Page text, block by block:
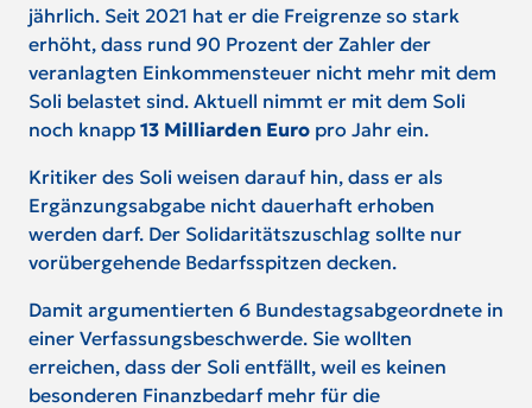
jährlich. Seit 2021 hat er die Freigrenze so stark
erhöht, dass rund 90 Prozent der Zahler der
veranlagten Einkommensteuer nicht mehr mit dem
Soli belastet sind. Aktuell nimmt er mit dem Soli
noch knapp 13 Milliarden Euro pro Jahr ein.
Kritiker des Soli weisen darauf hin, dass er als
Ergänzungsabgabe nicht dauerhaft erhoben
werden darf. Der Solidaritätszuschlag sollte nur
vorübergehende Bedarfsspitzen decken.
Damit argumentierten 6 Bundestagsabgeordnete in
einer Verfassungsbeschwerde. Sie wollten
erreichen, dass der Soli entfällt, weil es keinen
besonderen Finanzbedarf mehr für die